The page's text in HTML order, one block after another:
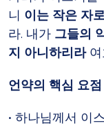
니 이는 작은 자
라. 내가 그들의
지 아니하리라
언약의 핵심 요점
• 하나님께서 이